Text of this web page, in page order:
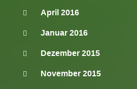
April 2016
Januar 2016
Dezember 2015
November 2015